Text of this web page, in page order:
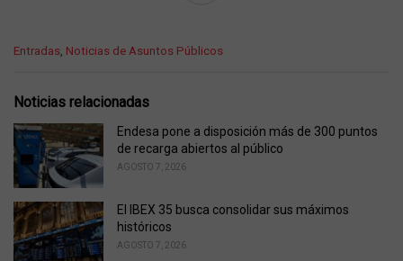
C
e
o
r
i
:
Entradas, Noticias de Asuntos Públicos
Noticias relacionadas
Endesa pone a disposición más de 300 puntos
de recarga abiertos al público
AGOSTO 7, 2026
El IBEX 35 busca consolidar sus máximos
históricos
AGOSTO 7, 2026